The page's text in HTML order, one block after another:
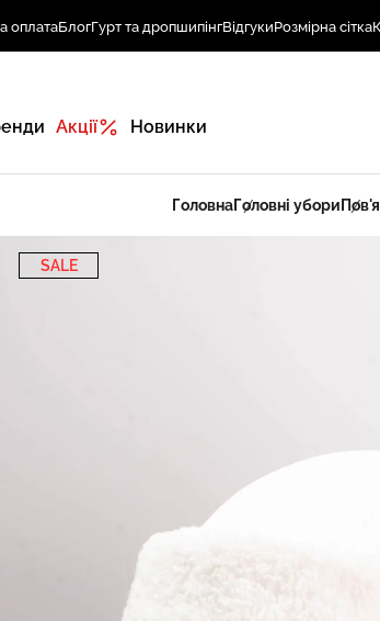
оплатаБлогГурт та дропшипінгВідгукиРозмірна сітка
Акції Новинки
ГоловнаГоловні убори
SALE